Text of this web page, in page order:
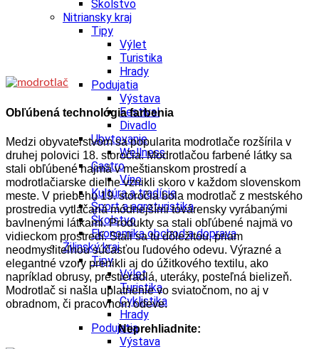
Školstvo
Nitriansky kraj
Tipy
Výlet
Turistika
Hrady
Podujatia
Výstava
Festival
Divadlo
Ubytovanie
Wellness
Gastro
Víno
Kultúra a tradície
Šport a agroturistika
Školstvo
Ekonomika obchod a doprava
Žilinský kraj
Tipy
Výlet
Turistika
Cyklistika
Hrady
Podujatia
Výstava
Obľúbená technológia farbenia
Medzi obyvateľstvom sa popularita modrotlače rozšírila v
druhej polovici 18. storočia. Modrotlačou farbené látky sa
stali obľúbené najmä v meštianskom prostredí a
modrotlačiarske dielne vznikli skoro v každom slovenskom
meste. V priebehu 19. storočia bola modrotlač z mestského
prostredia vytláčaná módnejšími továrensky vyrábanými
bavlnenými látkami. Produkty sa stali obľúbené najmä vo
vidieckom prostredí. Stali sa tu dôležitou, priam
neodmysliteľnou súčasťou ľudového odevu. Výrazné a
elegantné vzory prenikli aj do úžitkového textilu, ako
napríklad obrusy, prestieradlá, uteráky, posteľná bielizeň.
Modrotlač si našla uplatnenie vo sviatočnom, no aj v
obradnom, či pracovnom odeve.
Neprehliadnite: